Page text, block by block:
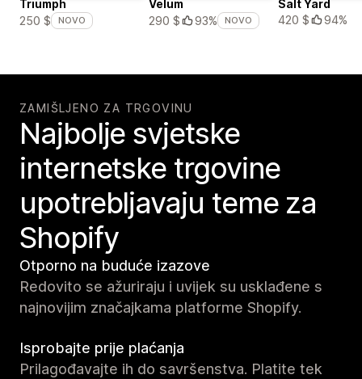
Triumph
250 $
NOVO
Velum
290 $
93% NOVO
Salt Yard
420 $
94%
ZAMIŠLJENO ZA TRGOVINU
Najbolje svjetske
internetske trgovine
upotrebljavaju teme za
Shopify
Otporno na buduće izazove
Redovito se ažuriraju i uvijek su usklađene s
najnovijim značajkama platforme Shopify.
Isprobajte prije plaćanja
Prilagođavajte ih do savršenstva. Platite tek